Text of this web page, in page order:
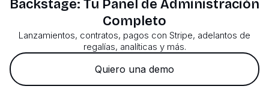
Backstage: Tu Panel de Administración
Completo
Lanzamientos, contratos, pagos con Stripe, adelantos de
regalías, analíticas y más.
Quiero una demo